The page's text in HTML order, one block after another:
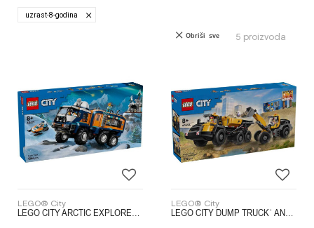
uzrast-8-godina
5 proizvoda
Obriši sve
LEGO® City LEGO® City